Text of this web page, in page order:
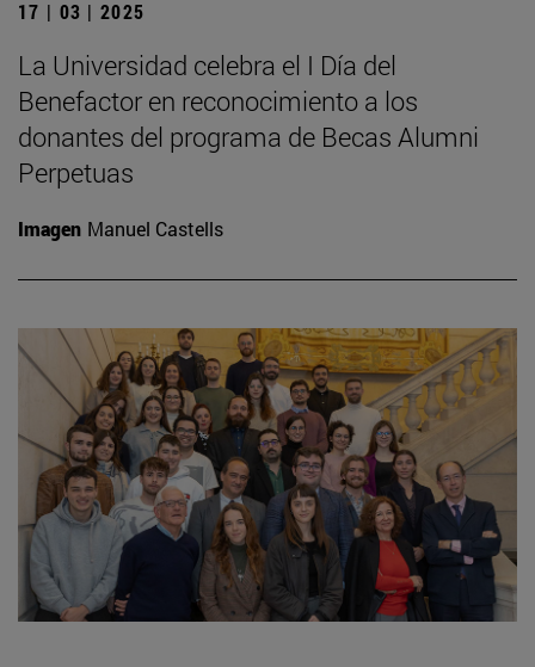
17 | 03 | 2025
La Universidad celebra el I Día del
Benefactor en reconocimiento a los
donantes del programa de Becas Alumni
Perpetuas
Imagen Manuel Castells